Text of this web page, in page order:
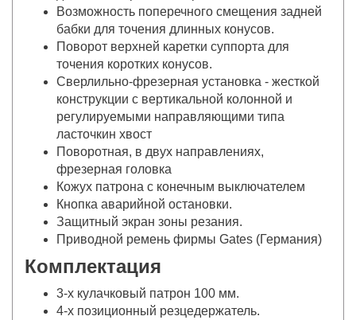
Возможность поперечного смещения задней
бабки для точения длинных конусов.
Поворот верхней каретки суппорта для
точения коротких конусов.
Сверлильно-фрезерная установка - жесткой
конструкции с вертикальной колонной и
регулируемыми направляющими типа
ласточкин хвост
Поворотная, в двух направлениях,
фрезерная головка
Кожух патрона с конечным выключателем
Кнопка аварийной остановки.
Защитный экран зоны резания.
Приводной ремень фирмы Gates (Германия)
Комплектация
3-х кулачковый патрон 100 мм.
4-х позиционный резцедержатель.